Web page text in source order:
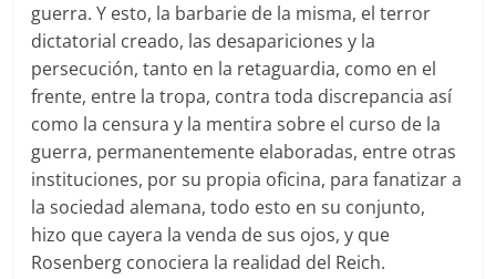
guerra. Y esto, la barbarie de la misma, el terror
dictatorial creado, las desapariciones y la
persecución, tanto en la retaguardia, como en el
frente, entre la tropa, contra toda discrepancia así
como la censura y la mentira sobre el curso de la
guerra, permanentemente elaboradas, entre otras
instituciones, por su propia oficina, para fanatizar a
la sociedad alemana, todo esto en su conjunto,
hizo que cayera la venda de sus ojos, y que
Rosenberg conociera la realidad del Reich.